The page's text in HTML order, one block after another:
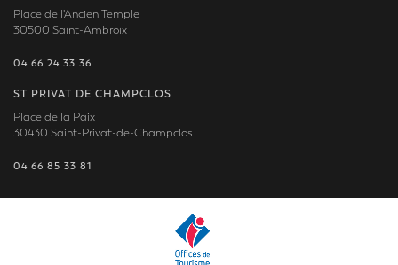
Place de l'Ancien Temple
30500 Saint-Ambroix
04 66 24 33 36
ST PRIVAT DE CHAMPCLOS
Place de la Paix
30430 Saint-Privat-de-Champclos
04 66 85 33 81